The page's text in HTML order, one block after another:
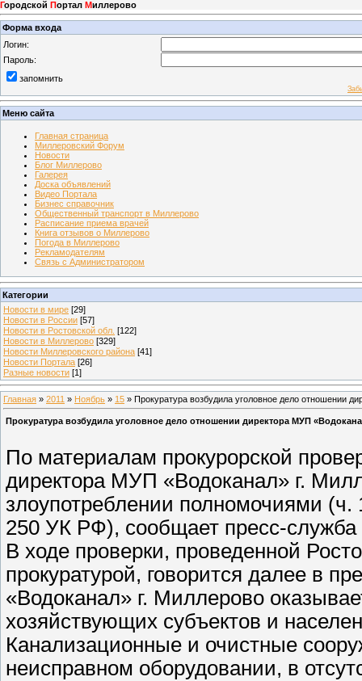
Городской Портал Миллерово
Форма входа
Логин:
Пароль:
запомнить
Меню сайта
Главная страница
Миллеровский Форум
Новости
Блог Миллерово
Галерея
Доска объявлений
Видео Портала
Бизнес справочник
Общественный транспорт в Миллерово
Расписание приема врачей
Книга отзывов о Миллерово
Погода в Миллерово
Рекламодателям
Связь с Администратором
Категории
Новости в мире [29]
Новости в России [57]
Новости в Ростовской обл. [122]
Новости в Миллерово [329]
Новости Миллеровского района [41]
Новости Портала [26]
Разные новости [1]
Главная » 2011 » Ноябрь » 15 » Прокуратура возбудила уголовное дело отношении
Прокуратура возбудила уголовное дело отношении директора МУП
По материалам прокурорской
директора МУП «Водоканал» г.
злоупотреблении полномочиями (ч.
250 УК РФ), сообщает пресс-служба
В ходе проверки, проведенной
прокуратурой, говорится далее в
«Водоканал» г. Миллерово
хозяйствующих субъектов и
Канализационные и очистные
неисправном оборудовании, в